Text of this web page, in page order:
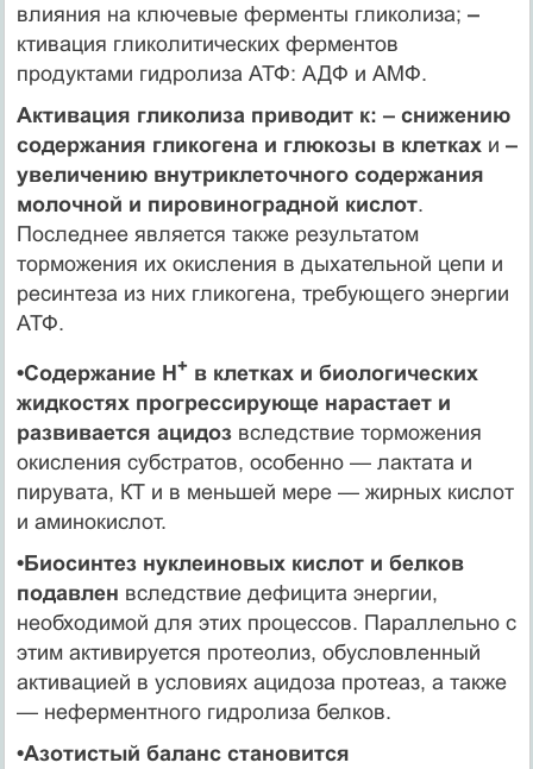
влияния на ключевые ферменты гликолиза; –
ктивация гликолитических ферментов
продуктами гидролиза АТФ: АДФ и АМФ.
Активация гликолиза приводит к: – снижению
содержания гликогена и глюкозы в клеткахи –
увеличению внутриклеточного содержания
молочной и пировиноградной кислот.
Последнее является также результатом
торможения их окисления в дыхательной цепи и
ресинтеза из них гликогена, требующего энергии
АТФ.
•Содержание H+в клетках и биологических
жидкостях прогрессирующе нарастает и
развивается ацидозвследствие торможения
окисления субстратов, особенно — лактата и
пирувата, КТ и в меньшей мере — жирных кислот
и аминокислот.
•Биосинтез нуклеиновых кислот и белков
подавлен вследствие дефицита энергии,
необходимой для этих процессов. Параллельно с
этим активируется протеолиз, обусловленный
активацией в условиях ацидоза протеаз, а также
— неферментного гидролиза белков.
•Азотистый баланс становится